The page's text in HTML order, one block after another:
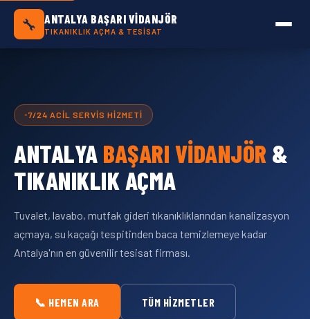
Antalya Başarı Vidanjör — Antalya Geneli
🔧 ANTALYA BAŞARI VIDANJÖR
TIKANIKLIK AÇMA & TESISAT
7/24 ACIL SERVIS HIZMETI
ANTALYA BAŞARI VIDANJÖR &
TIKANIKLIK AÇMA
Tuvalet, lavabo, mutfak gideri tıkanıklıklarından kanalizasyon
açmaya, su kaçağı tespitinden baca temizlemeye kadar
Antalya'nın en güvenilir tesisat firması.
📞 HEMEN ARA TÜM HIZMETLER